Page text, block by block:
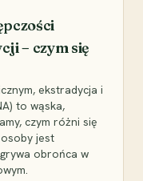
– czym się
ekstradycja i
to wąska,
czym różni się
jest
obrońca w